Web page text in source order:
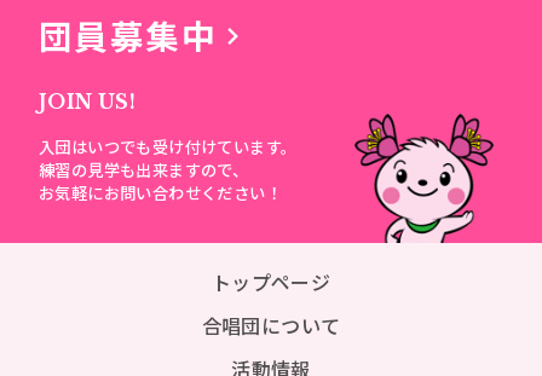
団員募集中
JOIN US!
入団はいつでも受け付けています。
練習の見学も出来ますので、
お気軽にお問い合わせください！
トップページ
合唱団について
活動情報